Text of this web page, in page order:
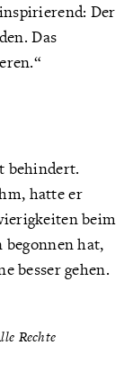
Der
Das
behindert.
hatte er
beim
begonnen hat,
besser gehen.
Rechte